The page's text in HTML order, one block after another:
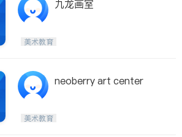
九龙画室
美术教育
neoberry art center
美术教育